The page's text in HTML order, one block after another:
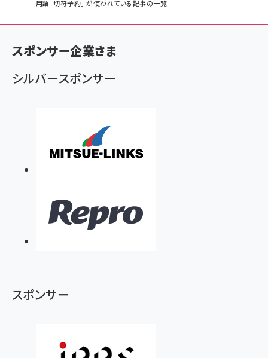
ン
く
ず
用語「切符予約」 が使われている記事の一覧
スポンサー企業さま
シルバースポンサー
スポンサー